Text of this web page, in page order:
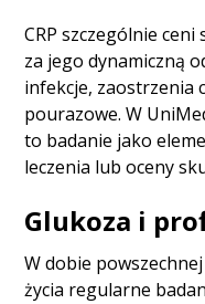
CRP szczególnie ceni
za jego dynamiczną
infekcje, zaostrzenia
pourazowe. W
to badanie jako
leczenia lub oceny
Glukoza i
W dobie
życia regularne